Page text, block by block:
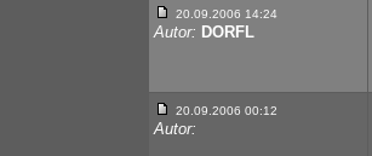
20.09.2006 14:24
Autor: DORFL
20.09.2006 00:12
Autor: